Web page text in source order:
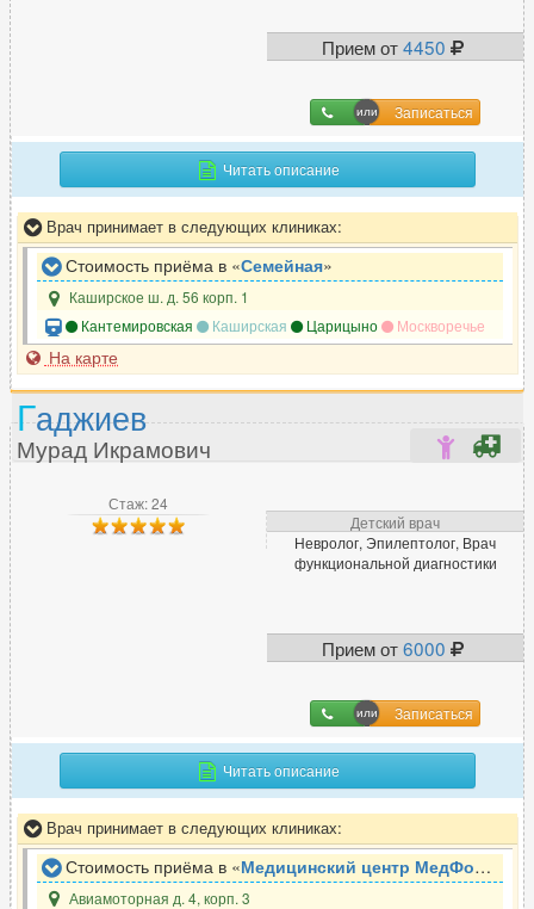
37
164
Косметолог-дерматолог 369
Л
Лазерный хирург 51
Лимфолог
Логопед 64
ЛОР (отоларинголог) 591
14
282
270
Нарколог 164
Невролог
Нейропсихолог 97
Нейрофизиолог
Прием от4450
Записаться
Читать описание
Врач принимает в следующих клиниках:
Стоимость приёма в «Семейная»
Каширское ш. д. 56 корп. 1
Кантемировская
Каширская Царицыно Москворечье
На карте
Стаж: 24
Детский врач
Невролог, Эпилептолог, Врач
функциональной диагностики
Прием от6000
Записаться
Гаджиев
Мурад Икрамович
Читать описание
Врач принимает в следующих клиниках:
Стоимость приёма в «Медицинский центр МедФорд
Авиамоторная д. 4, корп. 3